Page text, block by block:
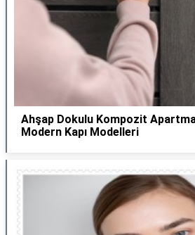
Ahşap Dokulu Kompozit
Modern Kapı Modelleri